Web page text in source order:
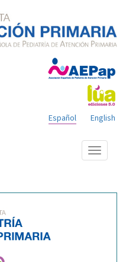
English
Español
Mostrar
menú